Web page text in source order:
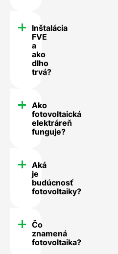
Inštalácia
FVE
a
ako
dlho
trvá?
Ako
fotovoltaická
elektráreň
funguje?
Aká
je
budúcnosť
fotovoltaiky?
Čo
znamená
fotovoltaika?